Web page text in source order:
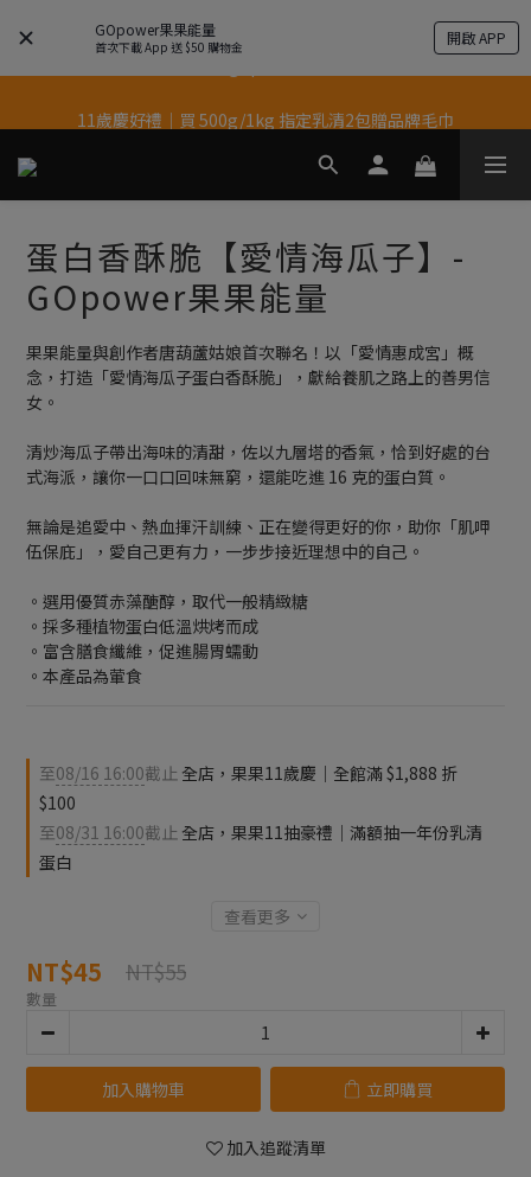
GOpower果果能量
首次下載 App 送 $50 購物金 開啟 APP
結帳輸入優惠代碼【gopower】享全單95折優惠！
果果11歲慶｜App 下單享 5% 購物金回饋
蛋白香酥脆【愛情海瓜子】-
GOpower果果能量
果果能量與創作者唐葫蘆姑娘首次聯名！以「愛情惠成宮」概
念，打造「愛情海瓜子蛋白香酥脆」，獻給養肌之路上的善男信
女。
清炒海瓜子帶出海味的清甜，佐以九層塔的香氣，恰到好處的台
式海派，讓你一口口回味無窮，還能吃進 16 克的蛋白質。
無論是追愛中、熱血揮汗訓練、正在變得更好的你，助你「肌呷
伍保庇」，愛自己更有力，一步步接近理想中的自己。
。選用優質赤藻醣醇，取代一般精緻糖
。採多種植物蛋白低溫烘烤而成
。富含膳食纖維，促進腸胃蠕動
。本產品為葷食
至08/16 16:00截止 全店，果果11歲慶｜全館滿 $1,888 折
$100
至08/31 16:00截止 全店，果果11抽豪禮｜滿額抽一年份乳清
蛋白
查看更多
NT$45 NT$55
數量
加入購物車 立即購買
加入追蹤清單